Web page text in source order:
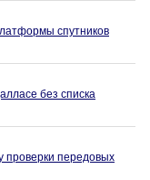
спутников
без списка
проверки передовых